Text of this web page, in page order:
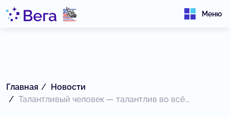
Меню
Главная
Новости
Талантливый человек — талантлив во всё...